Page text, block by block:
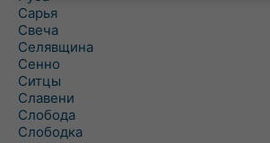
Сарья
Свеча
Селявщина
Сенно
Ситцы
Славени
Слобода
Слободка